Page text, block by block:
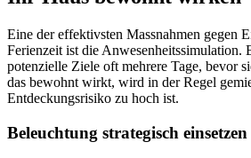
Eine der effektivsten Massnahmen gegen
Ferienzeit ist die Anwesenheitssimulation.
potenzielle Ziele oft mehrere Tage, bevor
das bewohnt wirkt, wird in der Regel
Entdeckungsrisiko zu hoch ist.
Beleuchtung strategisch einsetzen